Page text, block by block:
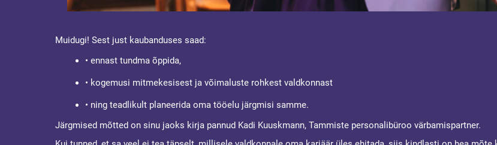
Muidugi! Sest just kaubanduses saad:
• ennast tundma õppida,
• kogemusi mitmekesisest ja võimaluste rohkest valdkonnast
• ning teadlikult planeerida oma tööelu järgmisi samme.
Järgmised mõtted on sinu jaoks kirja pannud Kadi Kuuskmann, Tammiste personalibüroo värbamispartner.